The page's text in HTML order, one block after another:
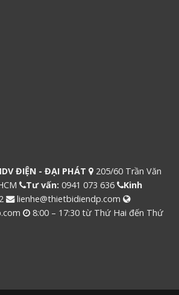
ĐIỆN - ĐẠI PHÁT
205/60 Trần Văn
Tư vấn: 0941 073 636
Kinh
lienhe@thietbidiendp.com
8:00 – 17:30 từ Thứ Hai đến Thứ